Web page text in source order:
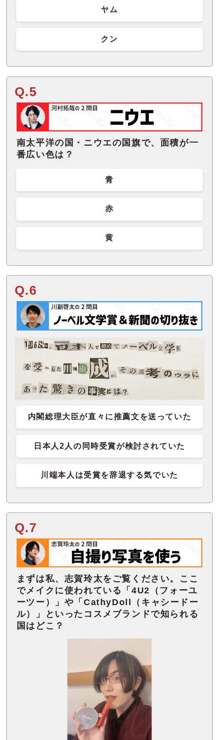
ヤム
クン
Q.5
南太平洋の国・ニウエの国旗で、面積が一
番広い色は？
青
赤
黄
Q.6
内閣総理大臣が直々に推薦文を送っていた
日本人2人の同時受賞が検討されていた
川端本人は受賞を辞退する気でいた
Q.7
まずは私、志賀玲太をご覧ください。ここ
でメイクに使われている「4U2（フォーユ
ーツー）」や「CathyDoll（キャシードー
ル）」といったコスメブランドで知られる
国はどこ？